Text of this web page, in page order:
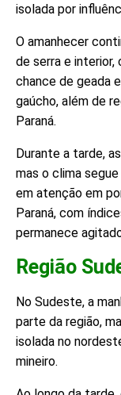
isolada por
O amanhecer
de serra e interior,
chance de geada
gaúcho, além de
Paraná.
Durante a tarde,
mas o clima
em atenção em
Paraná, com
permanece
Região
No Sudeste, a
parte da região,
isolada no
mineiro.